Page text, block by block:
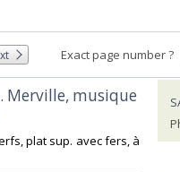
Exact page number ?
Merville, musique
plat sup. avec fers, à